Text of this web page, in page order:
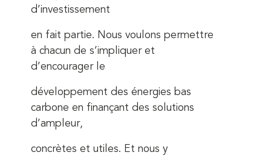
d’investissement
en fait partie. Nous voulons permettre
à chacun de s’impliquer et
d’encourager le
développement des énergies bas
carbone en finançant des solutions
d’ampleur,
concrètes et utiles. Et nous y